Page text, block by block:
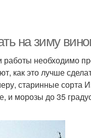
на зиму
необходимо
как это лучше
старинные сорта
и морозы до 35